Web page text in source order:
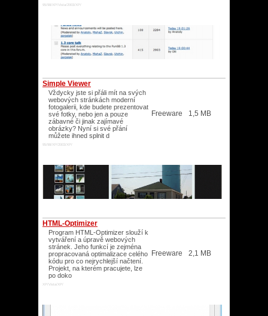
95/98/XP/Vista/2003/XP/
Simple Viewer
Vždycky jste si přáli mít na svých
webových stránkách moderní
fotogalerii, kde budete prezentovat
své fotky, nebo jen a pouze
zábavné či jinak zajímavé
obrázky? Nyní si své přání
můžete ihned splnit d
95/98/XP/2003/XP/
Freeware 1,5 MB
HTML-Optimizer
Program HTML-Optimizer slouží k
vytváření a úpravě webových
stránek. Jeho funkcí je zejména
propracovaná optimalizace celého
kódu pro co nejrychlejší načtení.
Projekt, na kterém pracujete, lze
po doko
XP/Vista/XP/
Freeware 2,1 MB